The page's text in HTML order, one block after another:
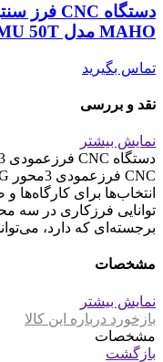
MAHO مدل DMU 50T
تماس بگیرید
نقد و بررسی
نمایش بیشتر
انتخاب‌ها برای کارگاه‌ها
توانایی فرزکاری در سه
برجسته‌ای که دارد،
مشخصات
نمایش بیشتر
بازخورد درباره این کالا
مشخصات
بازگشت